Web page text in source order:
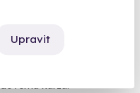
Upravit
kurzu!